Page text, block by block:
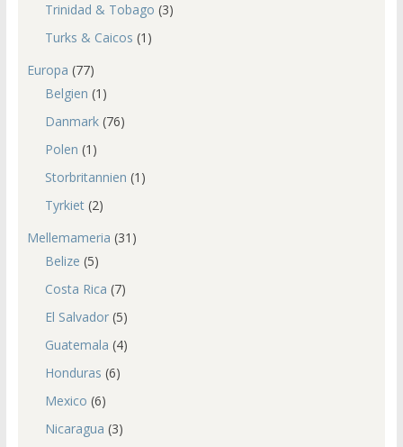
Trinidad & Tobago (3)
Turks & Caicos (1)
Europa (77)
Belgien (1)
Danmark(76)
Polen (1)
Storbritannien (1)
Tyrkiet(2)
Mellemameria (31)
Belize (5)
Costa Rica (7)
El Salvador(5)
Guatemala (4)
Honduras (6)
Mexico (6)
Nicaragua (3)